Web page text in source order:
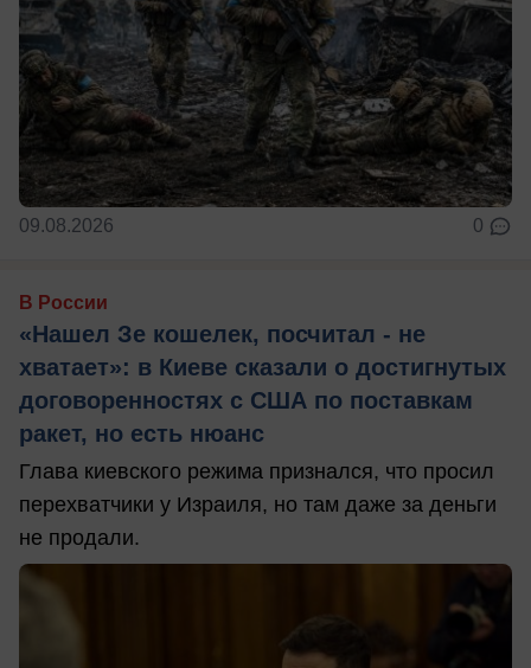
09.08.2026 0
В России
«Нашел Зе кошелек, посчитал - не
хватает»: в Киеве сказали о достигнутых
договоренностях с США по поставкам
ракет, но есть нюанс
Глава киевского режима признался, что просил
перехватчики у Израиля, но там даже за деньги
не продали.